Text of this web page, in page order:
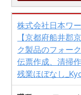
株式会社日本ワ
【京都府船井郡
ク製品のフォー
伝票作成、清掃
残業ほぼなし